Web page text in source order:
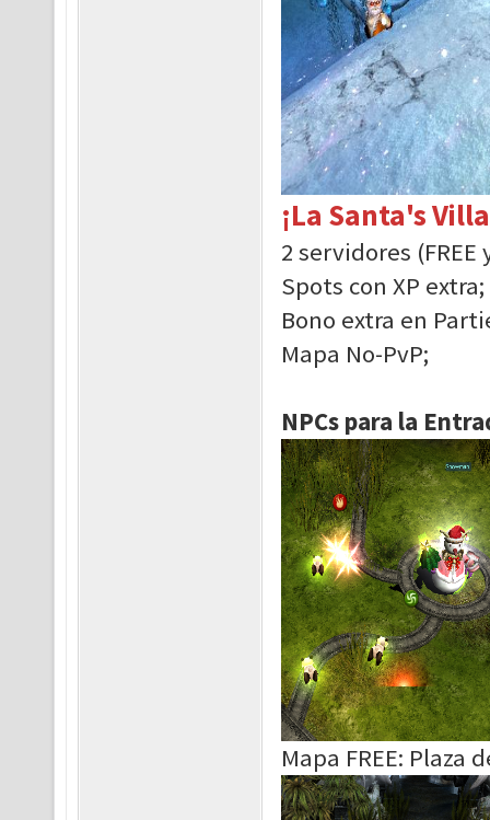
¡La Santa's
2 servidores (FREE
Spots con XP extra;
Bono extra en
Mapa No-PvP;
NPCs para la
Mapa FREE: Plaza